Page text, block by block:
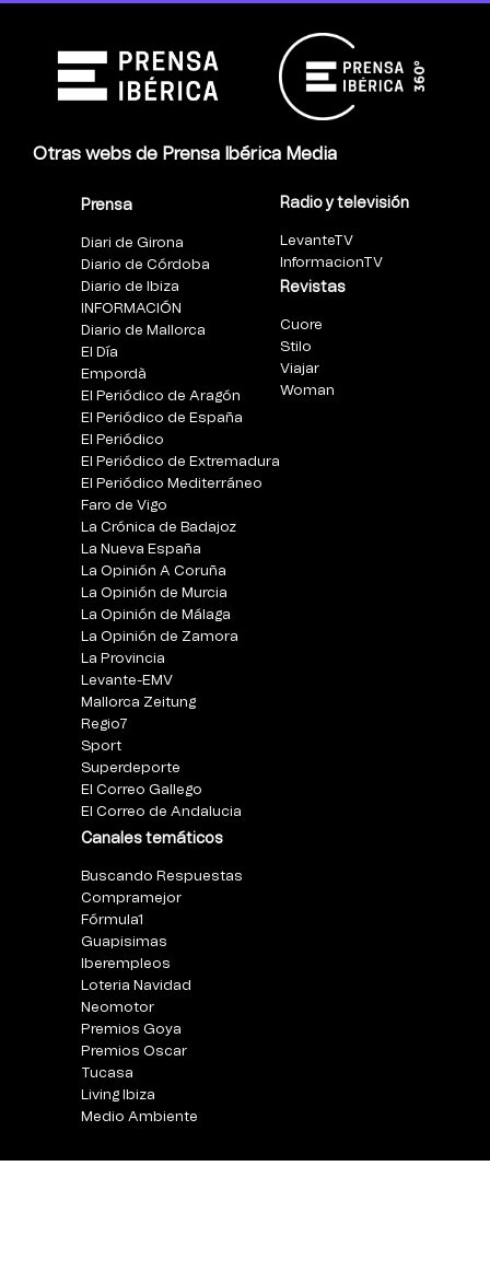
Otras webs de Prensa Ibérica Media
Prensa
Diari de Girona
Diario de Córdoba
Diario de Ibiza
INFORMACIÓN
Diario de Mallorca
El Día
Empordà
El Periódico de Aragón
El Periódico de España
El Periódico
El Periódico de Extremadura
El Periódico Mediterráneo
Faro de Vigo
La Crónica de Badajoz
La Nueva España
La Opinión A Coruña
La Opinión de Murcia
La Opinión de Málaga
La Opinión de Zamora
La Provincia
Levante-EMV
Mallorca Zeitung
Regio7
Sport
Superdeporte
El Correo Gallego
El Correo de Andalucia
Canales temáticos
Buscando Respuestas
Compramejor
Fórmula1
Guapisimas
Iberempleos
Loteria Navidad
Neomotor
Premios Goya
Premios Oscar
Tucasa
Living Ibiza
Medio Ambiente
Radio y televisión
LevanteTV
InformacionTV
Revistas
Cuore
Stilo
Viajar
Woman